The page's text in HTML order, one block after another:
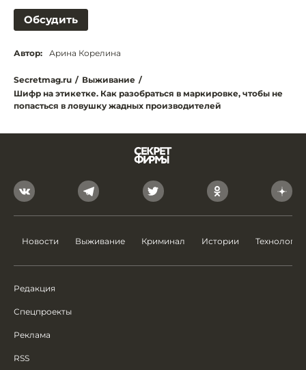
Обсудить
Автор: Арина Корелина
Secretmag.ru / Выживание /
Шифр на этикетке. Как разобраться в маркировке, чтобы не
попасться в ловушку жадных производителей
Новости Выживание Криминал Истории Технологии
Редакция
Спецпроекты
Реклама
RSS